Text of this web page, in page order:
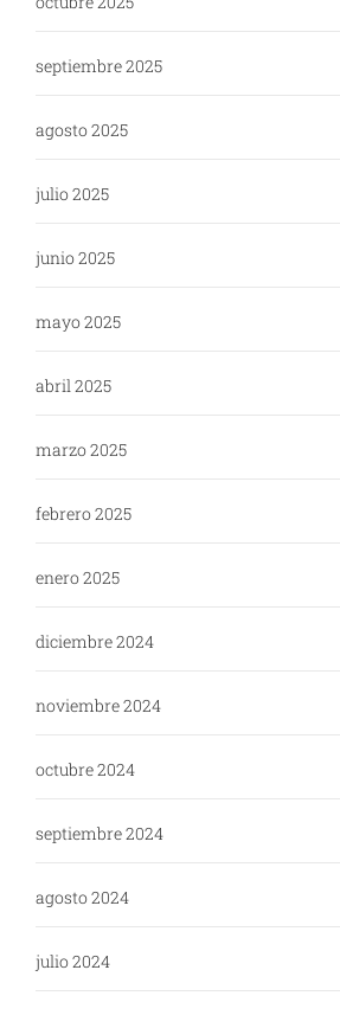
septiembre 2025
agosto 2025
julio 2025
junio 2025
mayo 2025
abril 2025
marzo 2025
febrero 2025
enero 2025
diciembre 2024
noviembre 2024
octubre 2024
septiembre 2024
agosto 2024
julio 2024